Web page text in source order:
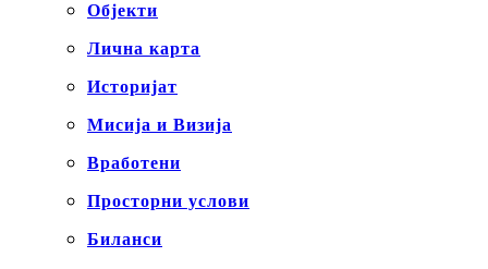
Објекти
Лична карта
Историјат
Мисија и Визија
Вработени
Просторни услови
Биланси